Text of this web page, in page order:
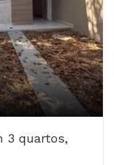
3 quartos,